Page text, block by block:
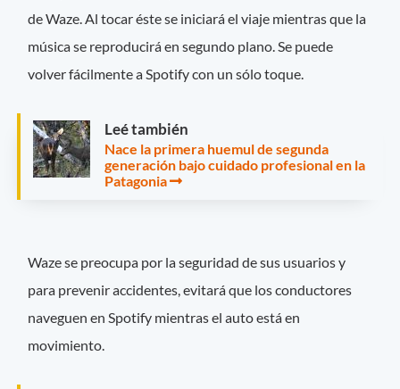
de Waze. Al tocar éste se iniciará el viaje mientras que la
música se reproducirá en segundo plano. Se puede
volver fácilmente a Spotify con un sólo toque.
Leé también
Nace la primera huemul de segunda
generación bajo cuidado profesional en la
Patagonia
Waze se preocupa por la seguridad de sus usuarios y
para prevenir accidentes, evitará que los conductores
naveguen en Spotify mientras el auto está en
movimiento.